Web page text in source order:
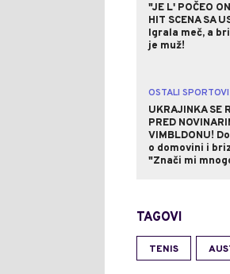
"JE L' POČEO
HIT SCENA SA
Igrala meč, a
je muž!
OSTALI SPORTOVI
UKRAJINKA SE
PRED
VIMBLDONU!
o domovini i
"Znači mi
TAGOVI
TENIS